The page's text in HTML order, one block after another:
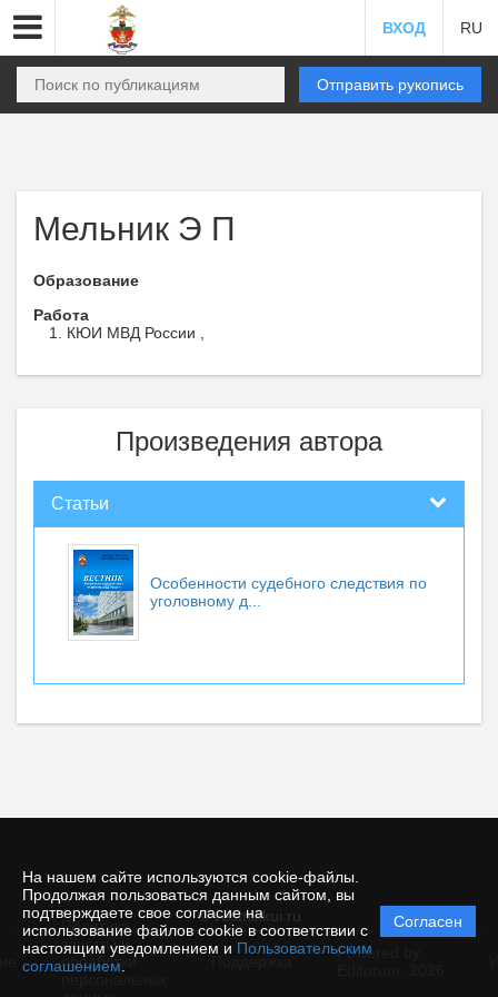
На нашем сайте используются cookie-файлы.
Продолжая пользоваться данным сайтом, вы
подтверждаете свое согласие на
использование файлов cookie в соответствии с
настоящим уведомлением и Пользовательским
соглашением
Согласен
ВХОД RU
Отправить рукопись
Мельник Э П
Образование
Работа
КЮИ МВД России ,
Произведения автора
Статьи
Особенности судебного следствия по
уголовному д...
© vestnikkui.ru
Политика
защиты и
обработки
Powered by